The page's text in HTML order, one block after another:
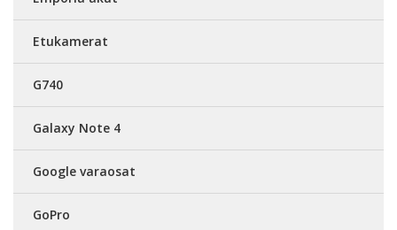
Etukamerat
G740
Galaxy Note 4
Google varaosat
GoPro